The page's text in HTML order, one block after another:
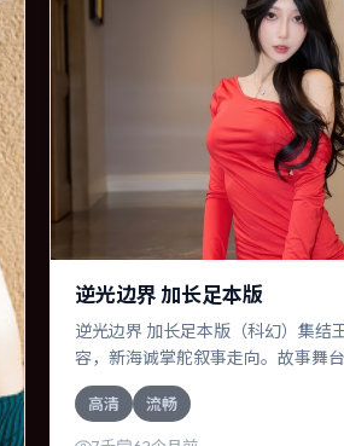
逆光边界 加长足本版
逆光边界 加长足本版（科幻）集结
容，新海诚掌舵叙事走向。故事舞
一次意外选择展开连锁反应；配乐
结尾留白耐人寻味。
高清 流畅